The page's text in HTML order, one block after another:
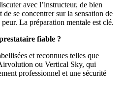
avec l’instructeur, de bien
de se concentrer sur la sensation de
La préparation mentale est clé.
fiable ?
et reconnues telles que
ou Vertical Sky, qui
professionnel et une sécurité